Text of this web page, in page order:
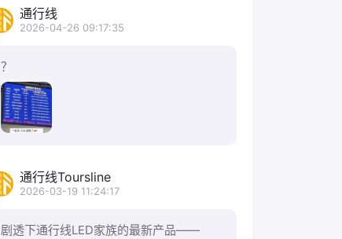
通行线
2026-04-26 09:17:35
？
通行线Toursline
2026-03-19 11:24:17
剧透下通行线LED家族的最新产品——